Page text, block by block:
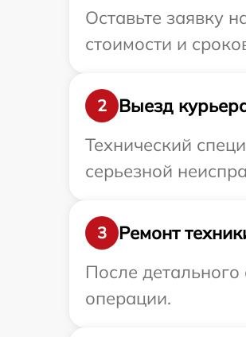
Оставьте заявку
стоимости и
2
Выезд
Технический
серьезной
3
Ремонт
После
операции.